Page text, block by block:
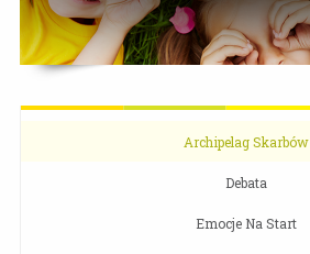
Archipelag Skarbów
Debata
Emocje Na Start